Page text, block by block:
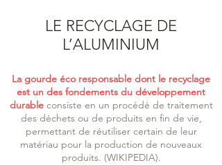
LE RECYCLAGE DE
L’ALUMINIUM
La gourde éco responsable dont le recyclage
est un des fondements du développement
durableconsiste en un procédé de traitement
des déchets ou de produits en fin de vie,
permettant de réutiliser certain de leur
matériau pour la production de nouveaux
produits. (WIKIPEDIA).